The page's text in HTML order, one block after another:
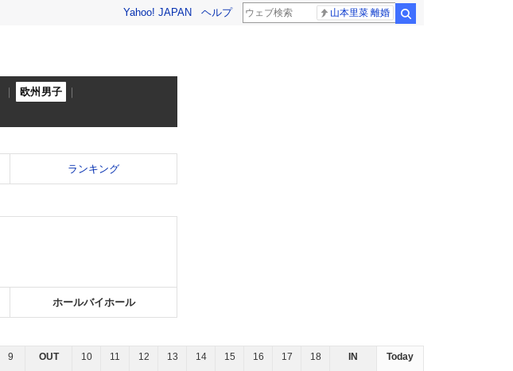
Yahoo! JAPAN ヘルプ 山本里菜 離婚
欧州男子
ランキング
ホールバイホール
9 OUT 10 11 12 13 14 15 16 17 18 IN
Today